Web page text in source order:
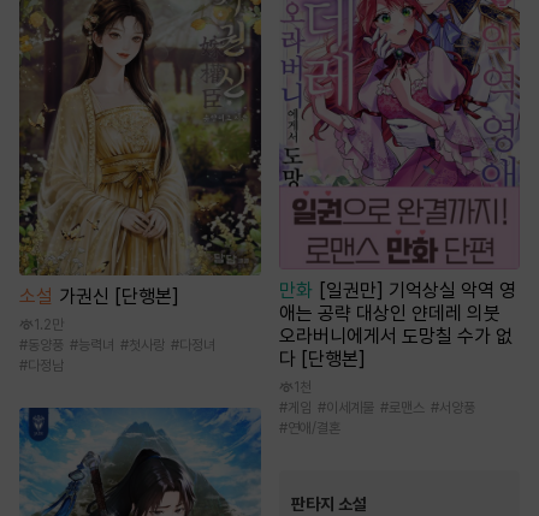
소설 가권신 [단행본]
1.2만
#동양풍 #능력녀 #첫사랑 #다정녀
#다정남
만화 [일권만] 기억상실 악역 영
애는 공략 대상인 얀데레 의붓
오라버니에게서 도망칠 수가 없
다 [단행본]
1천
#게임 #이세계물 #로맨스 #서양풍
#연애/결혼
판타지 소설